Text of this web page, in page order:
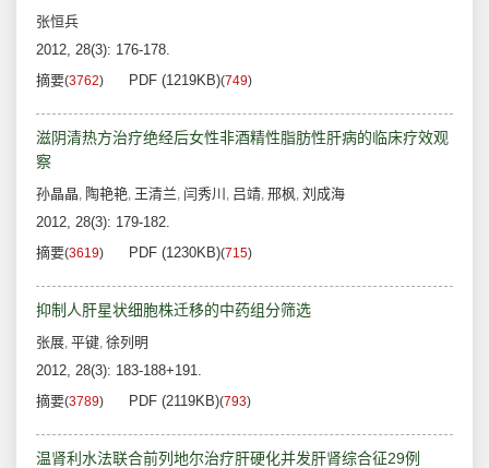
张恒兵
2012, 28(3): 176-178.
摘要(3762) PDF (1219KB)(749)
滋阴清热方治疗绝经后女性非酒精性脂肪性肝病的临床疗效观
察
孙晶晶, 陶艳艳, 王清兰, 闫秀川 , 吕靖, 邢枫, 刘成海
2012, 28(3): 179-182.
摘要(3619) PDF (1230KB)(715)
抑制人肝星状细胞株迁移的中药组分筛选
张展, 平键, 徐列明
2012, 28(3): 183-188+191.
摘要(3789) PDF (2119KB)(793)
温肾利水法联合前列地尔治疗肝硬化并发肝肾综合征29例